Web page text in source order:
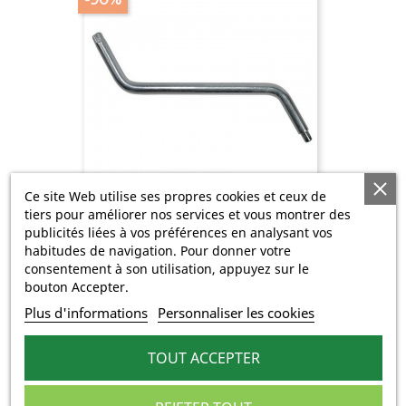
Clé Vidange Contre-Coudée 6...
Prix
de
5,90 € Prix
0,59 €
-90%
Ce site Web utilise ses propres cookies et ceux de
tiers pour améliorer nos services et vous montrer des
publicités liées à vos préférences en analysant vos
habitudes de navigation. Pour donner votre
consentement à son utilisation, appuyez sur le
bouton Accepter.
Plus d'informations Personnaliser les cookies
TOUT ACCEPTER